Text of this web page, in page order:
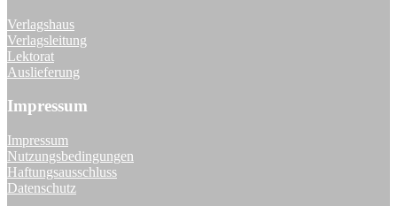
Verlagshaus
Verlagsleitung
Lektorat
Auslieferung
Impressum
Impressum
Nutzungsbedingungen
Haftungsausschluss
Datenschutz